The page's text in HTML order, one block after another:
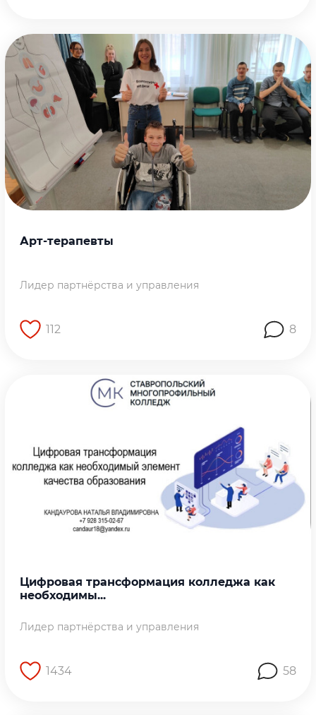
Арт-терапевты
Лидер партнёрства и управления
112 8
Цифровая трансформация колледжа как
необходимы...
Лидер партнёрства и управления
1434 58